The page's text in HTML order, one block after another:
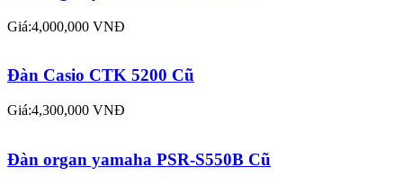
Giá:4,000,000 VNĐ
Đàn Casio CTK 5200 Cũ
Giá:4,300,000 VNĐ
Đàn organ yamaha PSR-S550B Cũ